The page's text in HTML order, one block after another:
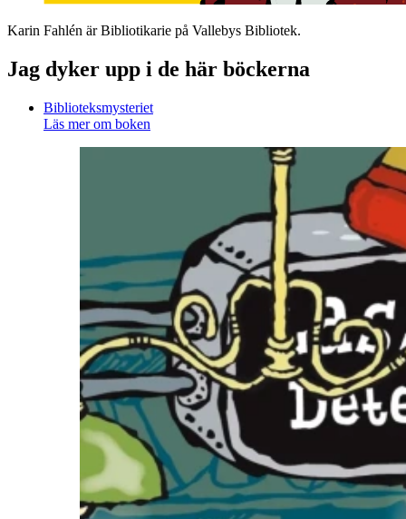
Karin Fahlén är Bibliotikarie på Vallebys Bibliotek.
Jag dyker upp i de här böckerna
Biblioteksmysteriet
Läs mer om boken